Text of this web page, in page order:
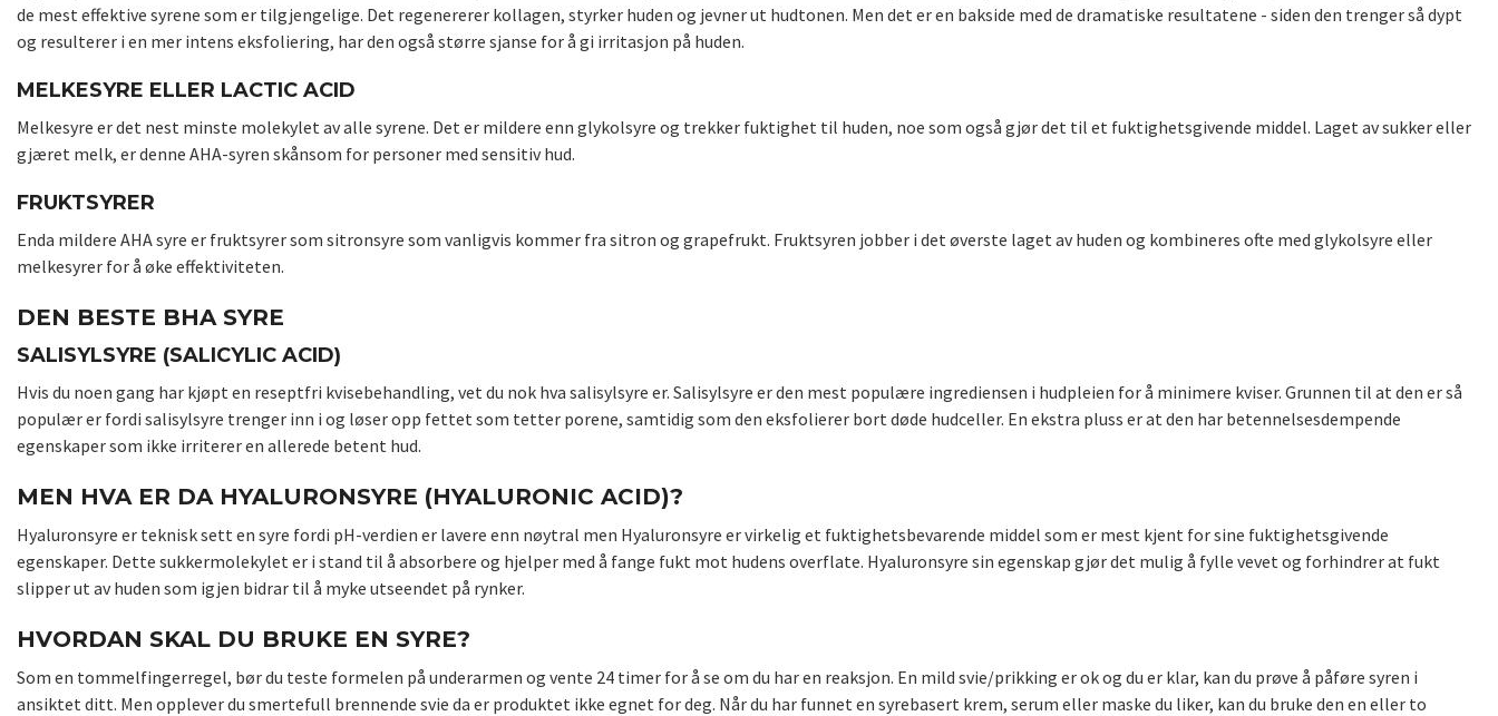
de mest effektive syrene som er tilgjengelige. Det regenererer kollagen, styrker huden og jevner ut hudtonen. Men det er en bakside med de dramatiske resultatene - siden den trenger så dypt
og resulterer i en mer intens eksfoliering, har den også større sjanse for å gi irritasjon på huden.
MELKESYRE ELLER LACTIC ACID
Melkesyre er det nest minste molekylet av alle syrene. Det er mildere enn glykolsyre og trekker fuktighet til huden, noe som også gjør det til et fuktighetsgivende middel. Laget av sukker eller
gjæret melk, er denne AHA-syren skånsom for personer med sensitiv hud.
FRUKTSYRER
Enda mildere AHA syre er fruktsyrer som sitronsyre som vanligvis kommer fra sitron og grapefrukt. Fruktsyren jobber i det øverste laget av huden og kombineres ofte med glykolsyre eller
melkesyrer for å øke effektiviteten.
DEN BESTE BHA SYRE
SALISYLSYRE (SALICYLIC ACID)
Hvis du noen gang har kjøpt en reseptfri kvisebehandling, vet du nok hva salisylsyre er. Salisylsyre er den mest populære ingrediensen i hudpleien for å minimere kviser. Grunnen til at den er så
populær er fordi salisylsyre trenger inn i og løser opp fettet som tetter porene, samtidig som den eksfolierer bort døde hudceller. En ekstra pluss er at den har betennelsesdempende
egenskaper som ikke irriterer en allerede betent hud.
MEN HVA ER DA HYALURONSYRE (HYALURONIC ACID)?
Hyaluronsyre er teknisk sett en syre fordi pH-verdien er lavere enn nøytral men Hyaluronsyre er virkelig et fuktighetsbevarende middel som er mest kjent for sine fuktighetsgivende
egenskaper. Dette sukkermolekylet er i stand til å absorbere og hjelper med å fange fukt mot hudens overflate. Hyaluronsyre sin egenskap gjør det mulig å fylle vevet og forhindrer at fukt
slipper ut av huden som igjen bidrar til å myke utseendet på rynker.
HVORDAN SKAL DU BRUKE EN SYRE?
Som en tommelfingerregel, bør du teste formelen på underarmen og vente 24 timer for å se om du har en reaksjon. En mild svie/prikking er ok og du er klar, kan du prøve å påføre syren i
ansiktet ditt. Men opplever du smertefull brennende svie da er produktet ikke egnet for deg. Når du har funnet en syrebasert krem, serum eller maske du liker, kan du bruke den en eller to